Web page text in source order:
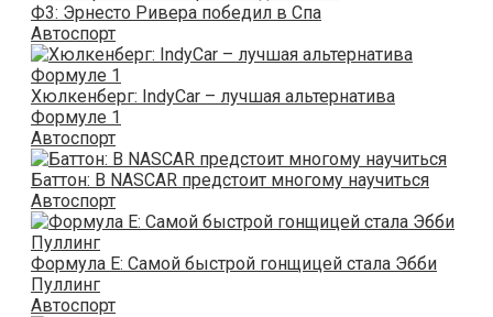
Ф3: Эрнесто Ривера победил в Спа
Автоспорт
Хюлкенберг: IndyCar – лучшая альтернатива
Формуле 1
Автоспорт
Баттон: В NASCAR предстоит многому научиться
Автоспорт
Формула E: Самой быстрой гонщицей стала Эбби
Пуллинг
Автоспорт